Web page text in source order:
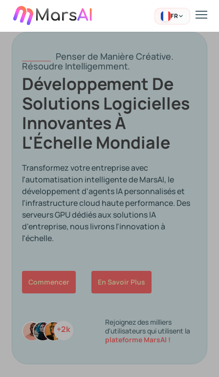
FR
Penser de Manière Créative.
Résoudre Intelligemment.
Développement De
Solutions Logicielles
Innovantes À
L'Échelle Mondiale
Transformez votre entreprise avec
l'automatisation intelligente de MarsAI, le
développement d'agents IA personnalisés et
l'infrastructure cloud haute performance. Des
serveurs GPU dédiés aux solutions IA
d'entreprise, nous livrons l'innovation à
l'échelle.
Commencer En Savoir Plus
+2k
Rejoignez des milliers
d'utilisateurs qui utilisent la
plateforme MarsAI !